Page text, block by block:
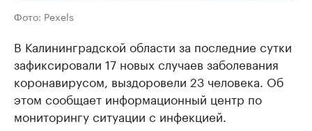
Фото: Pexels
В Калининградской области за последние сутки
зафиксировали 17 новых случаев заболевания
коронавирусом, выздоровели 23 человека. Об
этом сообщает информационный центр по
мониторингу ситуации с инфекцией.